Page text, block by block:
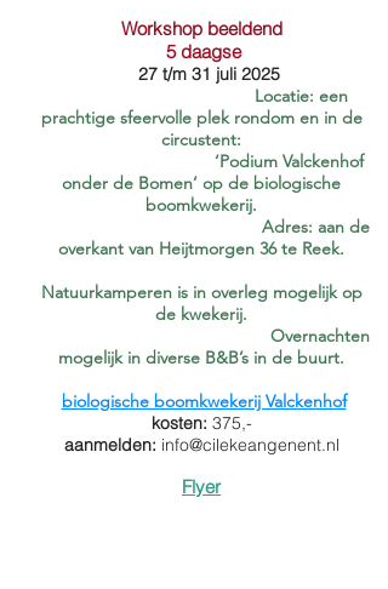
Workshop beeldend
5 daagse
27 t/m 31 juli 2025
Locatie: een
prachtige sfeervolle plek rondom en in de
circustent:
‘Podium Valckenhof
onder de Bomen’ op de biologische
boomkwekerij.
Adres: aan de
overkant van Heijtmorgen 36 te Reek.
Natuurkamperen is in overleg mogelijk op
de kwekerij.
Overnachten
mogelijk in diverse B&B’s in de buurt.
biologische boomkwekerij Valckenhof
kosten: 375,-
aanmelden: info@cilekeangenent.nl
Flyer